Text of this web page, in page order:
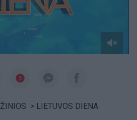
ŽINIOS > LIETUVOS DIENA